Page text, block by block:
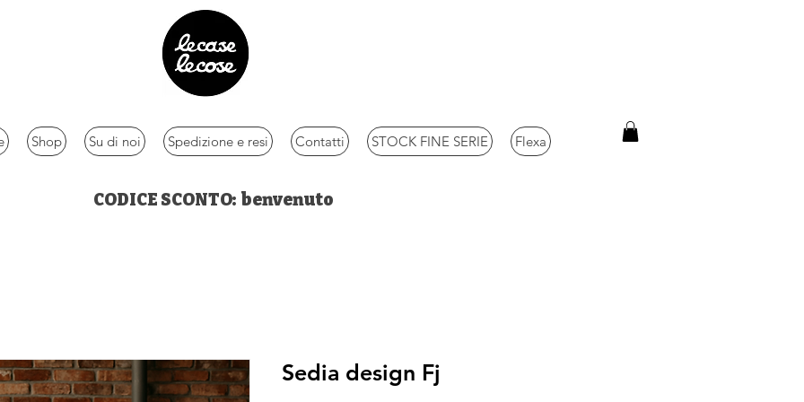
Shop Su di noi Spedizione e resi Contatti STOCK FINE SERIE Flexa
CODICE SCONTO: benvenuto
Sedia design Fj